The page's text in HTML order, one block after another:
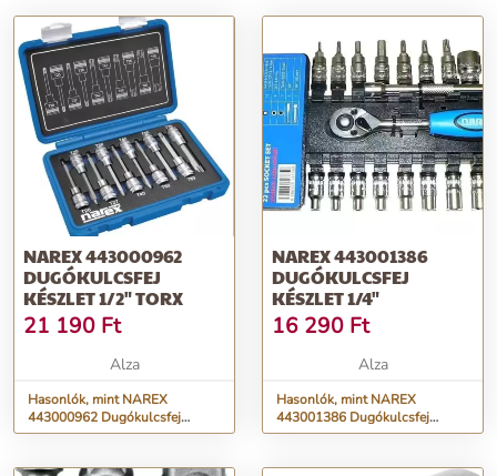
NAREX 443000962
DUGÓKULCSFEJ
KÉSZLET 1/2" TORX
21 190 Ft
Alza
Hasonlók, mint NAREX
443000962 Dugókulcsfej
készlet 1/2" TORX
NAREX 443001386
DUGÓKULCSFEJ
KÉSZLET 1/4"
16 290 Ft
Alza
Hasonlók, mint NAREX
443001386 Dugókulcsfej
készlet 1/4"